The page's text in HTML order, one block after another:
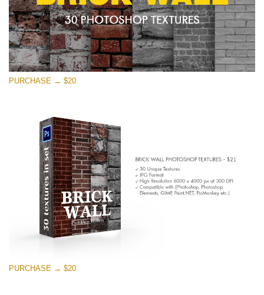
(1783 Overlays)
Large 6000*4000px
Download Grátis
PURCHASE → $20
PURCHASE → $20